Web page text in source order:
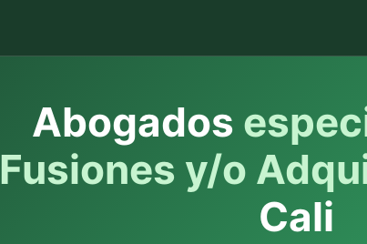
Abogados
Fusiones y/o
Cali